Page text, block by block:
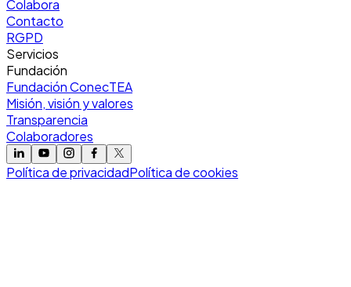
Colabora
Contacto
RGPD
Servicios
Fundación
Fundación ConecTEA
Misión, visión y valores
Transparencia
Colaboradores
Política de privacidadPolítica de cookies